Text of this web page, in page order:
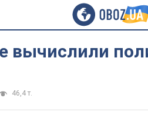
вычислили
46,4 т.